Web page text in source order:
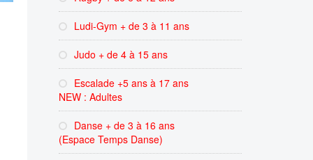
Ludi-Gym + de 3 à 11 ans
Judo + de 4 à 15 ans
Escalade +5 ans à 17 ans
NEW : Adultes
Danse + de 3 à 16 ans
(Espace Temps Danse)